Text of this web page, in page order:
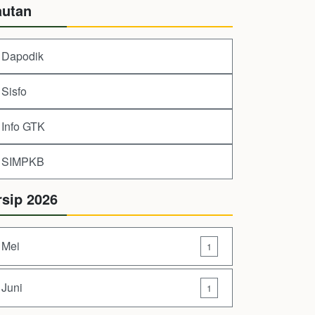
Dapodik
Sisfo
Info GTK
SIMPKB
2026
Mei 1
Juni 1